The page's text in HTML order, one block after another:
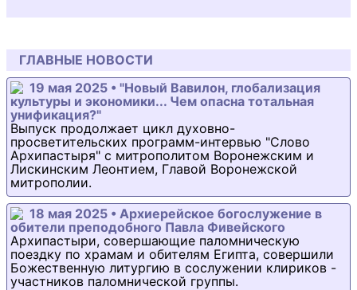
ГЛАВНЫЕ НОВОСТИ
19 мая 2025 • "Новый Вавилон, глобализация
культуры и экономики... Чем опасна тотальная
унификация?"
Выпуск продолжает цикл духовно-
просветительских программ-интервью "Слово
Архипастыря" с митрополитом Воронежским и
Лискинским Леонтием, Главой Воронежской
митрополии.
18 мая 2025 • Архиерейское богослужение в
обители преподобного Павла Фивейского
Архипастыри, совершающие паломническую
поездку по храмам и обителям Египта, совершили
Божественную литургию в сослужении клириков -
участников паломнической группы.